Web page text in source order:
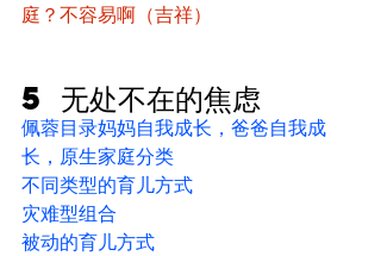
庭？不容易啊（吉祥）
5 无处不在的焦虑
佩蓉目录妈妈自我成长，爸爸自我成
长，原生家庭分类
不同类型的育儿方式
灾难型组合
被动的育儿方式